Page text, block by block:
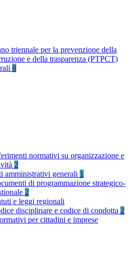
triennale per la prevenzione della
e della trasparenza (PTPCT)
8
normativi su organizzazione e
2
amministrativi generali 1
di programmazione strategico-
2
e leggi regionali
disciplinare e codice di condotta 2
per cittadini e imprese